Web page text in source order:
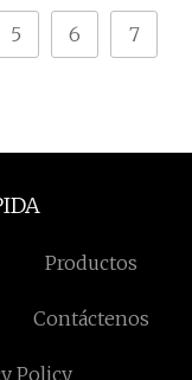
5 6 7
Productos
Contáctenos
Policy